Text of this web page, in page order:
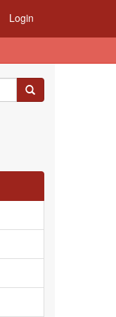
Login